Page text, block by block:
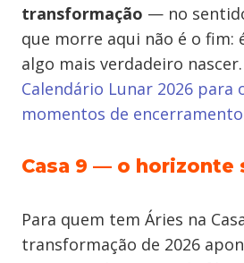
transformação — no
que morre aqui não é o fim:
algo mais verdadeiro nascer.
Calendário Lunar 2026 para
momentos de
Casa 9 — o horizonte
Para quem tem Áries na
transformação de 2026